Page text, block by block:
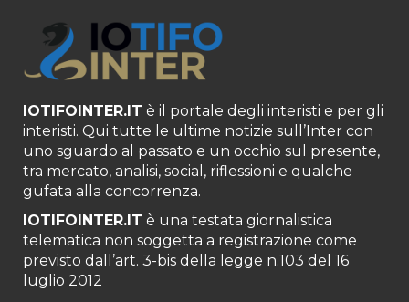
IOTIFOINTER.IT è il portale degli interisti e per gli
interisti. Qui tutte le ultime notizie sull’Inter con
uno sguardo al passato e un occhio sul presente,
tra mercato, analisi, social, riflessioni e qualche
gufata alla concorrenza.
IOTIFOINTER.IT è una testata giornalistica
telematica non soggetta a registrazione come
previsto dall’art. 3-bis della legge n.103 del 16
luglio 2012